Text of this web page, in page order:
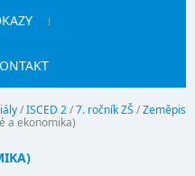
/ISCED 2/7. ročník ZŠ /Zeměpis
a ekonomika)